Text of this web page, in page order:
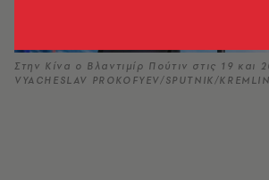
Στην Κίνα ο Βλαντιμίρ Πούτιν στις 19 και
VYACHESLAV PROKOFYEV/SPUTNIK/